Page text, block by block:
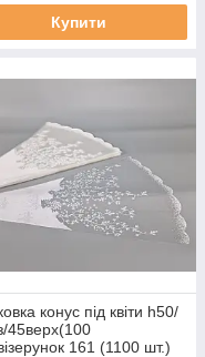
Купити
конус під квіти h50/
45верх(100
161 (1100 шт.)